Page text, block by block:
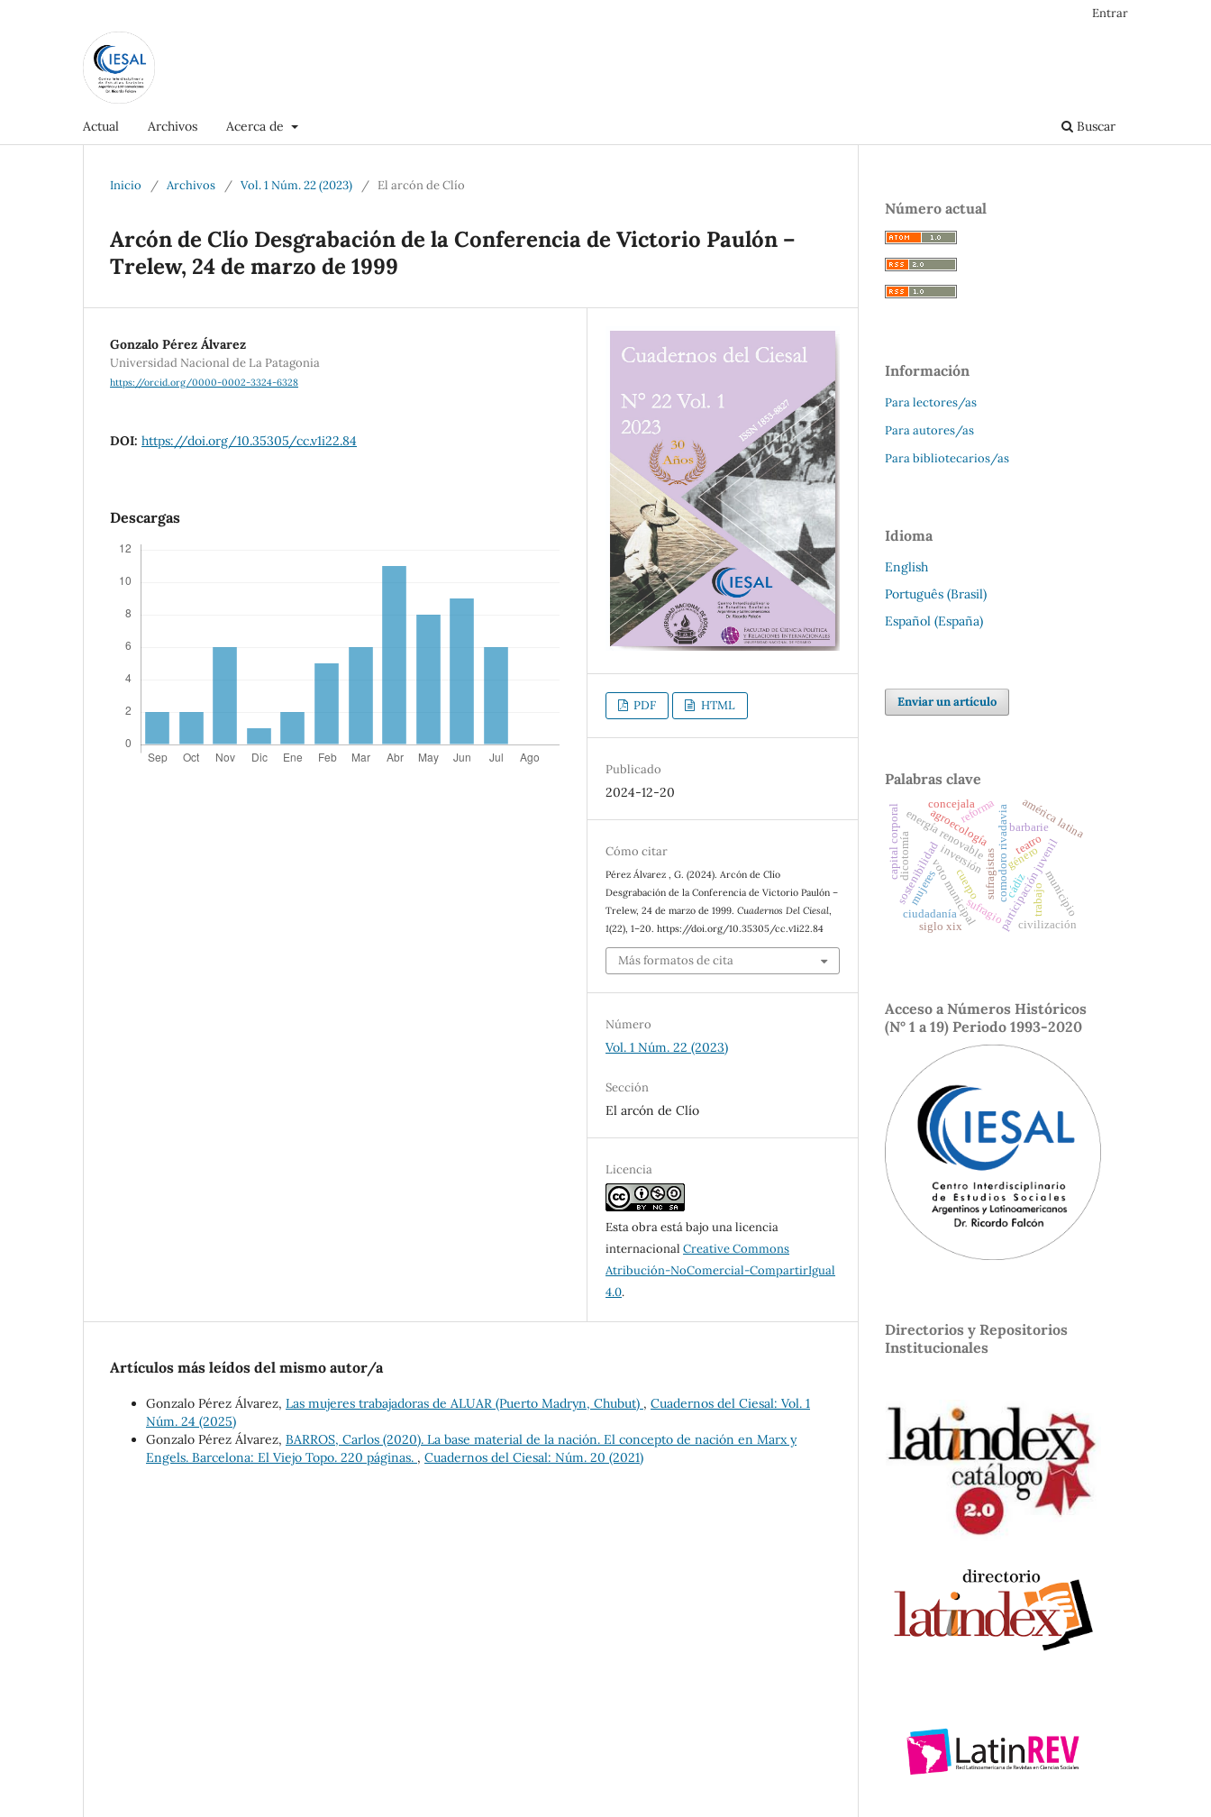
Actual Archivos Acerca de Buscar
Entrar
Inicio / Archivos / Vol. 1 Núm. 22 (2023) / El arcón de Clío
Arcón de Clío Desgrabación de la Conferencia de Victorio Paulón –
Trelew, 24 de marzo de 1999
Gonzalo Pérez Álvarez
Universidad Nacional de La Patagonia
https://orcid.org/0000-0002-3324-6328
DOI: https://doi.org/10.35305/cc.v1i22.84
Descargas
PDF HTML
Publicado
2024-12-20
Cómo citar
Pérez Álvarez , G. (2024). Arcón de Clío
Desgrabación de la Conferencia de Victorio Paulón –
Trelew, 24 de marzo de 1999.Cuadernos Del Ciesal,
1(22), 1–20. https://doi.org/10.35305/cc.v1i22.84
Más formatos de cita
Número
Vol. 1 Núm. 22 (2023)
Sección
El arcón de Clío
Licencia
Esta obra está bajo una licencia
internacionalCreative Commons
Atribución-NoComercial-CompartirIgual
4.0.
Artículos más leídos del mismo autor/a
Gonzalo Pérez Álvarez, Las mujeres trabajadoras de ALUAR (Puerto Madryn, Chubut) , Cuadernos del Ciesal: Vol. 1
Núm. 24 (2025)
Gonzalo Pérez Álvarez, BARROS, Carlos (2020). La base material de la nación. El concepto de nación en Marx y
Engels. Barcelona: El Viejo Topo. 220 páginas. , Cuadernos del Ciesal: Núm. 20 (2021)
Número actual
Información
Para lectores/as
Para autores/as
Para bibliotecarios/as
Idioma
English
Português (Brasil)
Español (España)
Enviar un artículo
Palabras clave
voto municipalsufragistascomodoro rivadavia
energía renovable
participación juvenil
sostenibilidad
agroecología
ciudadanía
género
municipio
reforma
sufragio civilización
barbarie
américa latina
dicotomía
capital corporal
cuerpo
concejala
mujeres trabajo
teatro
cádiz
siglo xix
inversión
Acceso a Números Históricos
(N° 1 a 19) Periodo 1993-2020
Directorios y Repositorios
Institucionales